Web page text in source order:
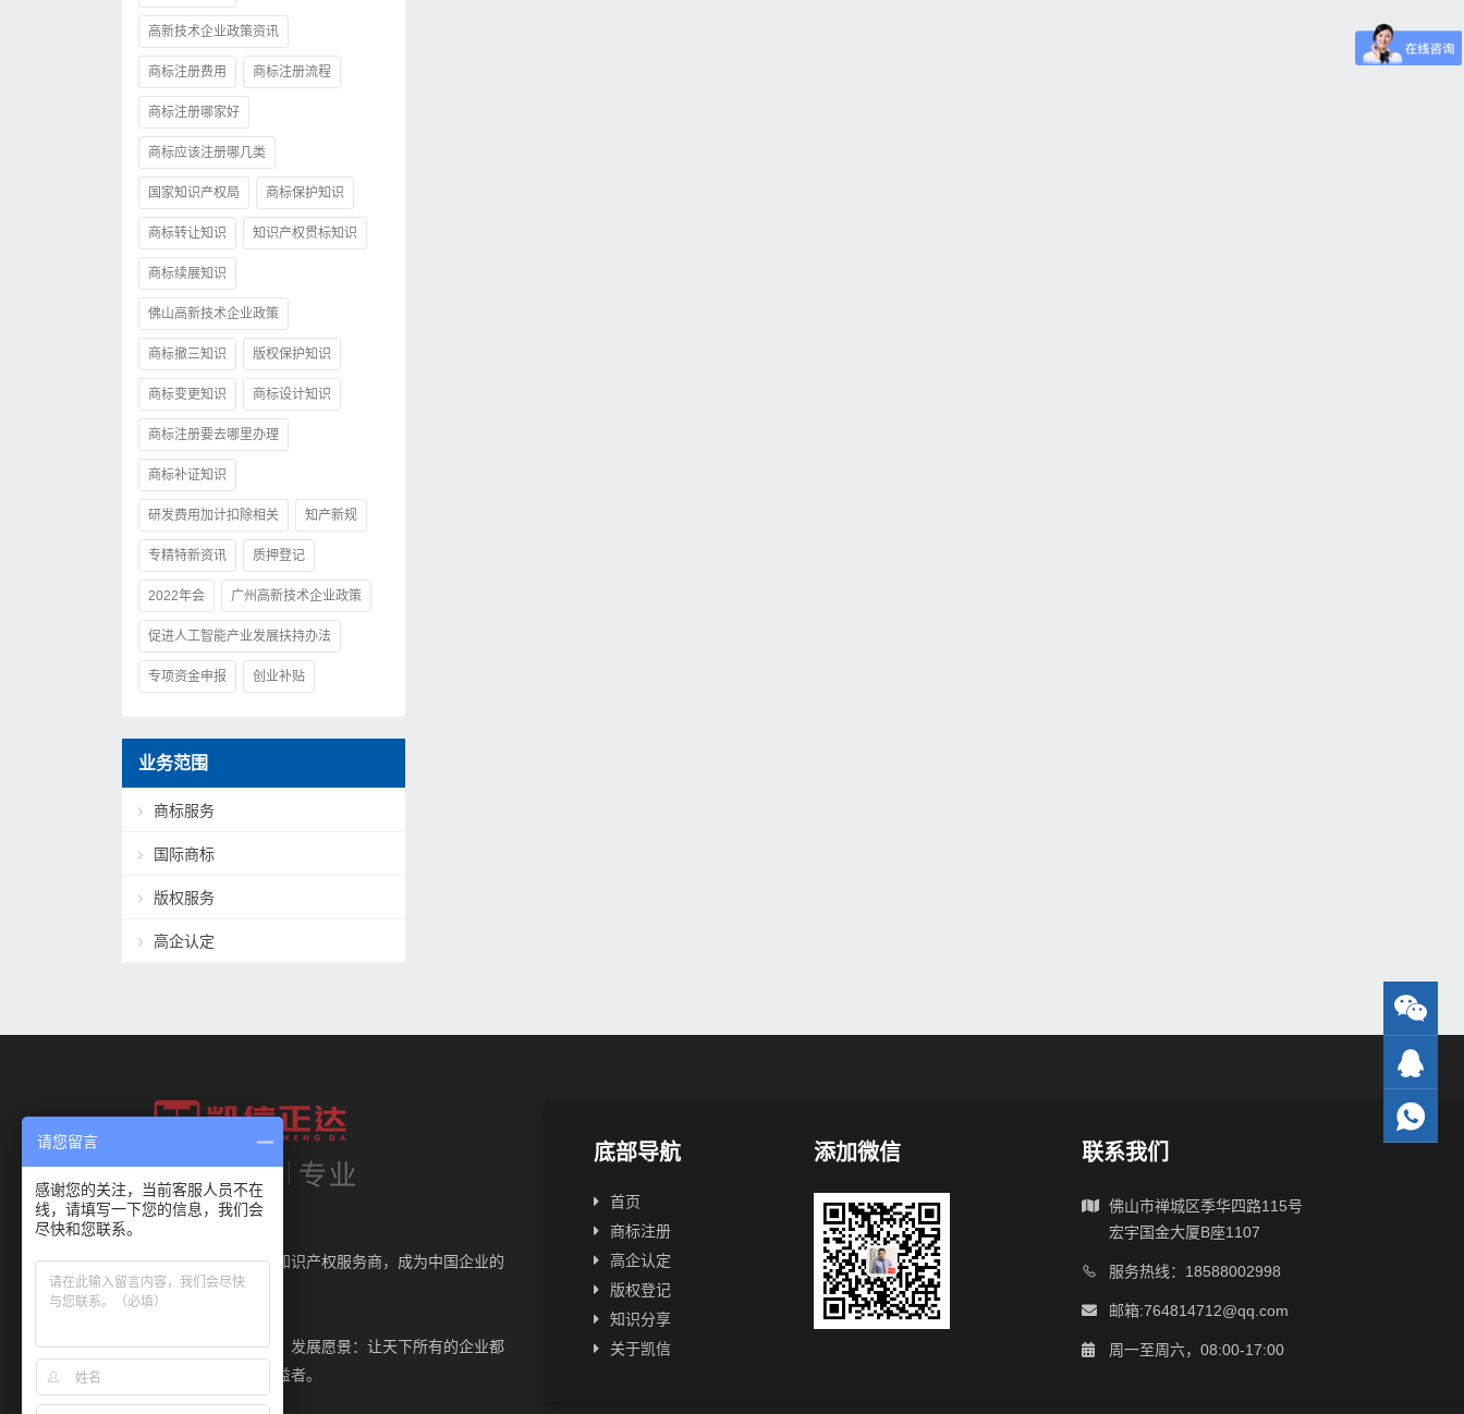
高新技术企业政策资讯
商标注册费用 商标注册流程
商标注册哪家好
商标应该注册哪几类
国家知识产权局 商标保护知识
商标转让知识 知识产权贯标知识
商标续展知识
佛山高新技术企业政策
商标撤三知识 版权保护知识
商标变更知识 商标设计知识
商标注册要去哪里办理
商标补证知识
研发费用加计扣除相关 知产新规
专精特新资讯 质押登记
2022年会 广州高新技术企业政策
促进人工智能产业发展扶持办法
专项资金申报 创业补贴
业务范围
商标服务
国际商标
版权服务
高企认定
做企业最值得信赖的知识产权服务商，成为中国企业的
知识产权护航者。
诚信为本、长期服务。发展愿景：让天下所有的企业都
能成为知识产权的获益者。
底部导航
首页
商标注册
高企认定
版权登记
知识分享
关于凯信
添加微信 联系我们
佛山市禅城区季华四路115号
宏宇国金大厦B座1107
服务热线：18588002998
邮箱:764814712@qq.com
周一至周六，08:00-17:00
请您留言
感谢您的关注，当前客服人员不在
线，请填写一下您的信息，我们会
尽快和您联系。